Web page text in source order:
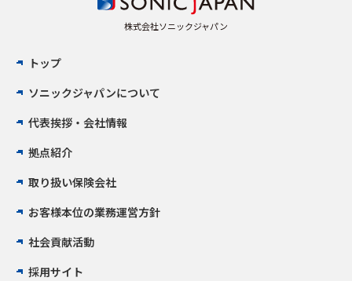
株式会社ソニックジャパン
トップ
ソニックジャパンについて
代表挨拶・会社情報
拠点紹介
取り扱い保険会社
お客様本位の業務運営方針
社会貢献活動
採用サイト